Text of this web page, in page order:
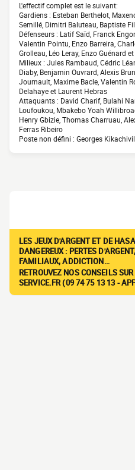
L'effectif complet est le suivant:
Gardiens : Esteban Berthelot,
Semillé, Dimitri Baluteau, Baptiste
Défenseurs : Latif Saïd, Franck
Valentin Pointu, Enzo Barreira,
Grolleau, Léo Leray, Enzo Guénard
Milieux : Jules Rambaud, Cédric
Diaby, Benjamin Ouvrard, Alexis
Journault, Maxime Bacle, Valentin
Delahaye et Laurent Hebras
Attaquants : David Charif, Bulahi
Loufoukou, Mbakebo Yoah
Henry Gbizie, Thomas Charruau,
Ferras Ribeiro
Poste non défini : Georges
LES JEUX D'ARGENT ET DE
DANGEREUX : PERTES
FAMILIAUX, ADDICTION…
RETROUVEZ NOS CONSEILS
SERVICE.FR (09 74 75 13 13 -